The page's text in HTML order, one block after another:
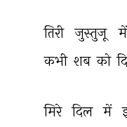
तिरी जुस्तुजू
कभी शब को
मिरे दिल में